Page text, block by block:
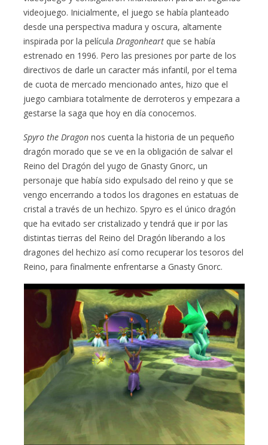
videojuego. Inicialmente, el juego se había planteado
desde una perspectiva madura y oscura, altamente
inspirada por la película Dragonheart que se había
estrenado en 1996. Pero las presiones por parte de los
directivos de darle un caracter más infantil, por el tema
de cuota de mercado mencionado antes, hizo que el
juego cambiara totalmente de derroteros y empezara a
gestarse la saga que hoy en día conocemos.
Spyro the Dragon nos cuenta la historia de un pequeño
dragón morado que se ve en la obligación de salvar el
Reino del Dragón del yugo de Gnasty Gnorc, un
personaje que había sido expulsado del reino y que se
vengo encerrando a todos los dragones en estatuas de
cristal a través de un hechizo. Spyro es el único dragón
que ha evitado ser cristalizado y tendrá que ir por las
distintas tierras del Reino del Dragón liberando a los
dragones del hechizo así como recuperar los tesoros del
Reino, para finalmente enfrentarse a Gnasty Gnorc.